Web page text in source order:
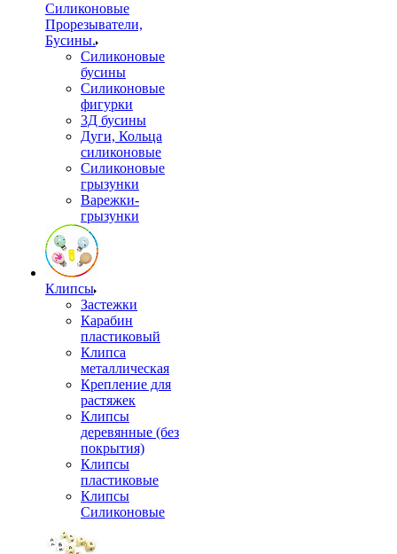
Силиконовые
Прорезыватели,
Бусины.
Силиконовые
бусины
Силиконовые
фигурки
3Д бусины
Дуги, Кольца
силиконовые
Силиконовые
грызунки
Варежки-
грызунки
Клипсы
Застежки
Карабин
пластиковый
Клипса
металлическая
Крепление для
растяжек
Клипсы
деревянные (без
покрытия)
Клипсы
пластиковые
Клипсы
Силиконовые